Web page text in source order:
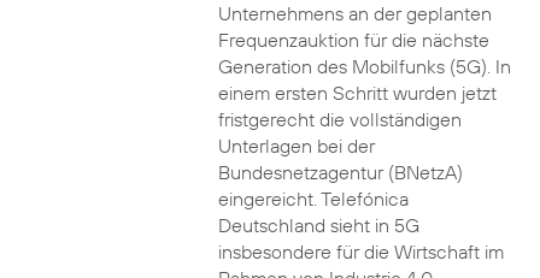
Unternehmens an der geplanten
Frequenzauktion für die nächste
Generation des Mobilfunks (5G). In
einem ersten Schritt wurden jetzt
fristgerecht die vollständigen
Unterlagen bei der
Bundesnetzagentur (BNetzA)
eingereicht. Telefónica
Deutschland sieht in 5G
insbesondere für die Wirtschaft im